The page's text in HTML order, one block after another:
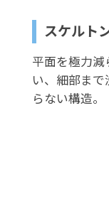
スケルト
平面を極力減
い、細部ま
らない構造。